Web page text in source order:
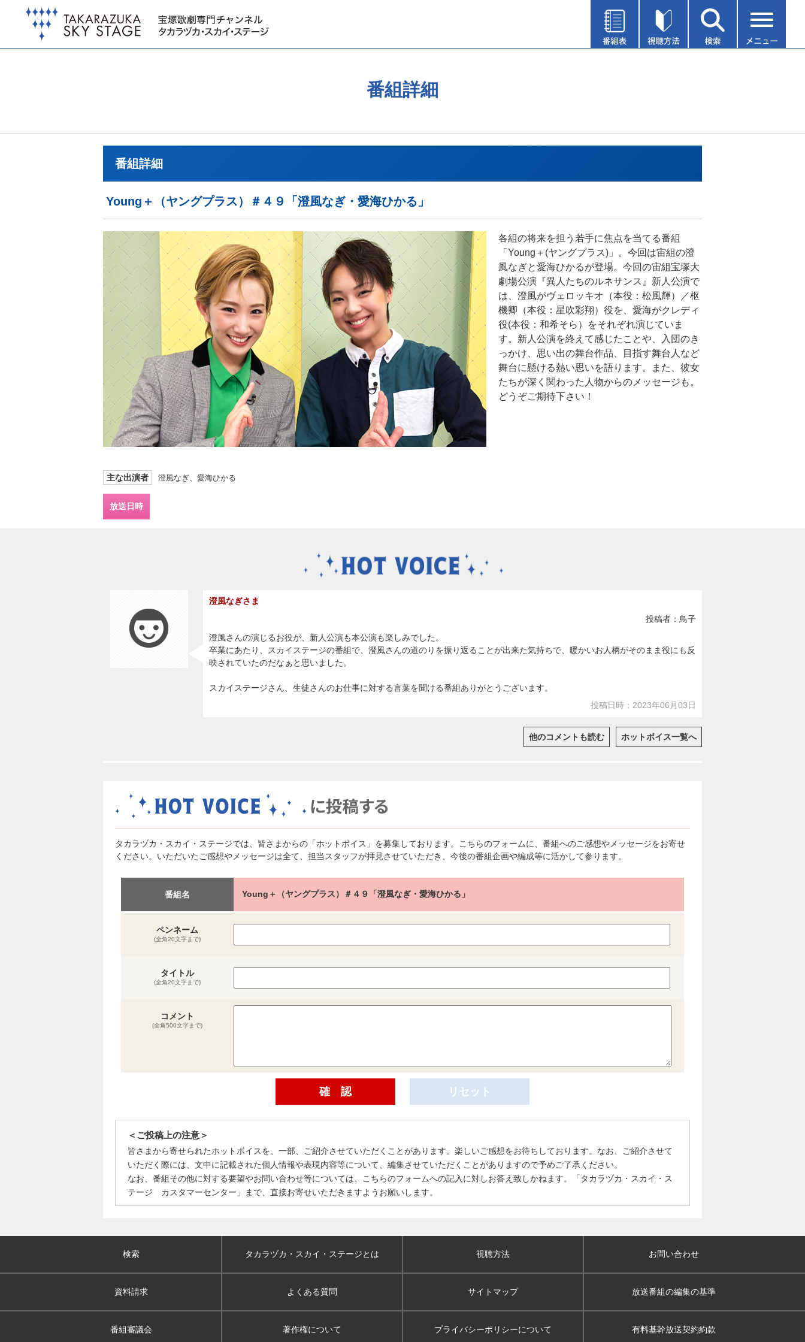
番組詳細
番組詳細
Young＋（ヤングプラス）＃４９「澄風なぎ・愛海ひかる」
各組の将来を担う若手に焦点を当てる番組
「Young＋(ヤングプラス)」。今回は宙組の澄
風なぎと愛海ひかるが登場。今回の宙組宝塚大
劇場公演『異人たちのルネサンス』新人公演で
は、澄風がヴェロッキオ（本役：松風輝）／枢
機卿（本役：星吹彩翔）役を、愛海がクレディ
役(本役：和希そら）をそれぞれ演じていま
す。新人公演を終えて感じたことや、入団のき
っかけ、思い出の舞台作品、目指す舞台人など
舞台に懸ける熱い思いを語ります。また、彼女
たちが深く関わった人物からのメッセージも。
どうぞご期待下さい！
主な出演者 澄風なぎ、愛海ひかる
放送日時
澄風なぎさま
投稿者：鳥子
澄風さんの演じるお役が、新人公演も本公演も楽しみでした。
卒業にあたり、スカイステージの番組で、澄風さんの道のりを振り返ることが出来た気持ちで、暖かいお人柄がそのまま役にも反
映されていたのだなぁと思いました。
スカイステージさん、生徒さんのお仕事に対する言葉を聞ける番組ありがとうございます。
投稿日時：2023年06月03日
他のコメントも読む ホットボイス一覧へ
タカラヅカ・スカイ・ステージでは、皆さまからの「ホットボイス」を募集しております。こちらのフォームに、番組へのご感想やメッセージをお寄せ
ください。いただいたご感想やメッセージは全て、担当スタッフが拝見させていただき、今後の番組企画や編成等に活かして参ります。
番組名 Young＋（ヤングプラス）＃４９「澄風なぎ・愛海ひかる」
ペンネーム
(全角20文字まで)
タイトル
(全角20文字まで)
コメント
(全角500文字まで)
＜ご投稿上の注意＞
皆さまから寄せられたホットボイスを、一部、ご紹介させていただくことがあります。楽しいご感想をお待ちしております。なお、ご紹介させて
いただく際には、文中に記載された個人情報や表現内容等について、編集させていただくことがありますので予めご了承ください。
なお、番組その他に対する要望やお問い合わせ等については、こちらのフォームへの記入に対しお答え致しかねます。「タカラヅカ・スカイ・ス
テージ カスタマーセンター」まで、直接お寄せいただきますようお願いします。
検索 タカラヅカ・スカイ ・ステージとは 視聴方法 お問い合わせ
資料請求 よくある質問 サイトマップ 放送番組の編集の基準
番組審議会 著作権について プライバシーポリシーについて 有料基幹放送契約約款